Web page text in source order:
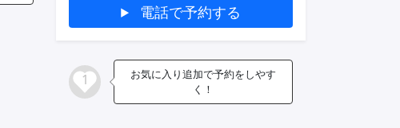
電話で予約する
1
お気に入り追加で予約をしやす
く！